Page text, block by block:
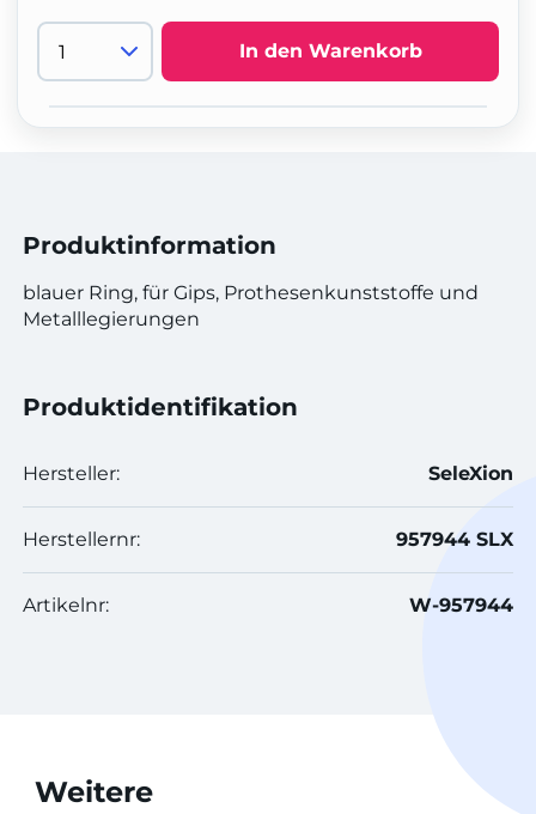
In den Warenkorb
Produktinformation
blauer Ring, für Gips, Prothesenkunststoffe und
Metalllegierungen
Produktidentifikation
Hersteller: SeleXion
Herstellernr: 957944 SLX
Artikelnr: W-957944
Weitere